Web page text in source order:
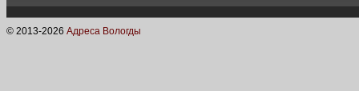
© 2013-2026 Адреса Вологды